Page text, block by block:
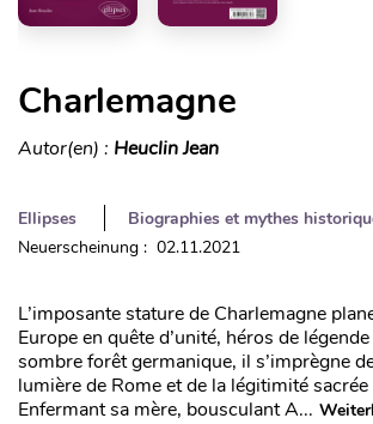
Charlemagne
Autor(en) : Heuclin Jean
Ellipses
Biographies et mythes
Neuerscheinung : 02.11.2021
L’imposante stature de Charlemagne
Europe en quête d’unité, héros de
sombre forêt germanique, il s’imprègne
lumière de Rome et de la légitimité
Enfermant sa mère, bousculant A...